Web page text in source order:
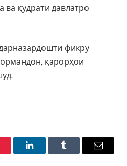
қудрати давлатро
фикру
қарорҳои
LinkedInTumblr Email